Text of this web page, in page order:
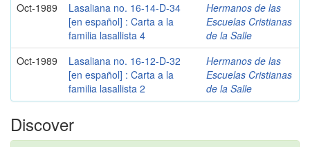
Oct-1989
Lasaliana no. 16-14-D-34
[en español] : Carta a la
familia lasallista 4
Hermanos de las
Escuelas Cristianas
de la Salle
Oct-1989
Lasaliana no. 16-12-D-32
[en español] : Carta a la
familia lasallista 2
Hermanos de las
Escuelas Cristianas
de la Salle
Discover